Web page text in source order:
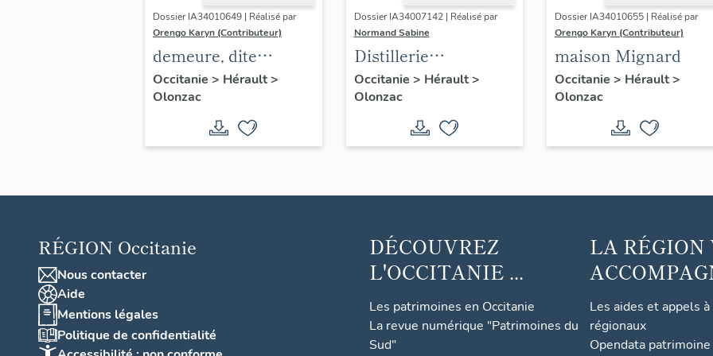
Dossier IA34010649 | Réalisé par
Orengo Karyn (Contributeur)
demeure, dite
château de Veye ou
château d'Olonzac
Occitanie > Hérault>
Olonzac
Dossier IA34007142 | Réalisé par
Normand Sabine
Distillerie
coopérative "La
Minervoise
d'Olonzac"
Occitanie > Hérault>
Olonzac
Dossier IA34010655 | Réalisé par
Orengo Karyn (Contributeur)
maison Mignard
Occitanie > Hérault>
Olonzac
RÉGION Occitanie
Nous contacter
Aide
Mentions légales
Politique de confidentialité
DÉCOUVREZ
L'OCCITANIE ...
Les patrimoines en Occitanie
La revue numérique "Patrimoines du
Sud"
LA RÉGION
Les aides et appels
régionaux
Opendata